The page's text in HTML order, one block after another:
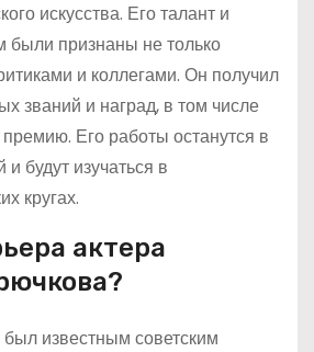
искусства. Его талант и
были признаны не только
и коллегами. Он получил
званий и наград, в том числе
Его работы останутся в
будут изучаться в
кругах.
актера
известным советским